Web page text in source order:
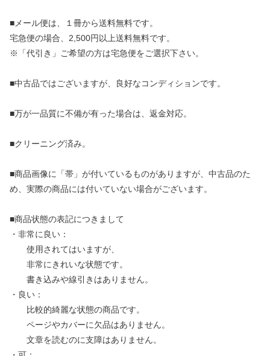
■メール便は、１冊から送料無料です。
宅急便の場合、2,500円以上送料無料です。
※「代引き」ご希望の方は宅急便をご選択下さい。
■中古品ではございますが、良好なコンディションです。
■万が一品質に不備が有った場合は、返金対応。
■クリーニング済み。
■商品画像に「帯」が付いているものがありますが、中古品のた
め、実際の商品には付いていない場合がございます。
■商品状態の表記につきまして
・非常に良い：
使用されてはいますが、
非常にきれいな状態です。
書き込みや線引きはありません。
・良い：
比較的綺麗な状態の商品です。
ページやカバーに欠品はありません。
文章を読むのに支障はありません。